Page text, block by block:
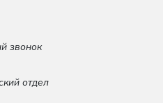
звонок
отдел